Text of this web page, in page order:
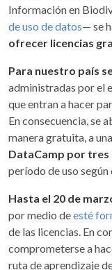
Información en
de uso de datos— se
ofrecer licencias
Para nuestro país
administradas por el
que entran a hacer
En consecuencia, se
manera gratuita, a
DataCamp por tres
período de uso según
Hasta el 20 de
por medio deesté
de las licencias. En
comprometerse a
ruta de aprendizaje